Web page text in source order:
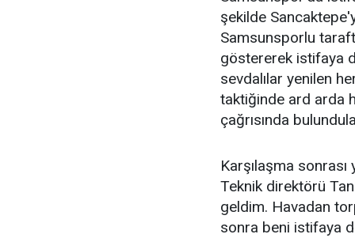
şekilde
Samsunsporlu
göstererek istifaya
sevdalılar yenilen
taktiğinde ard arda
çağrısında
Karşılaşma sonrası
Teknik direktörü
geldim. Havadan
sonra beni istifaya